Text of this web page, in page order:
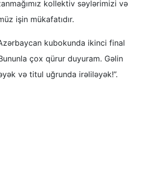
kollektiv səylərimizi və
işin mükafatıdır.
kubokunda ikinci final
çox qürur duyuram. Gəlin
və titul uğrunda irəliləyək!”.